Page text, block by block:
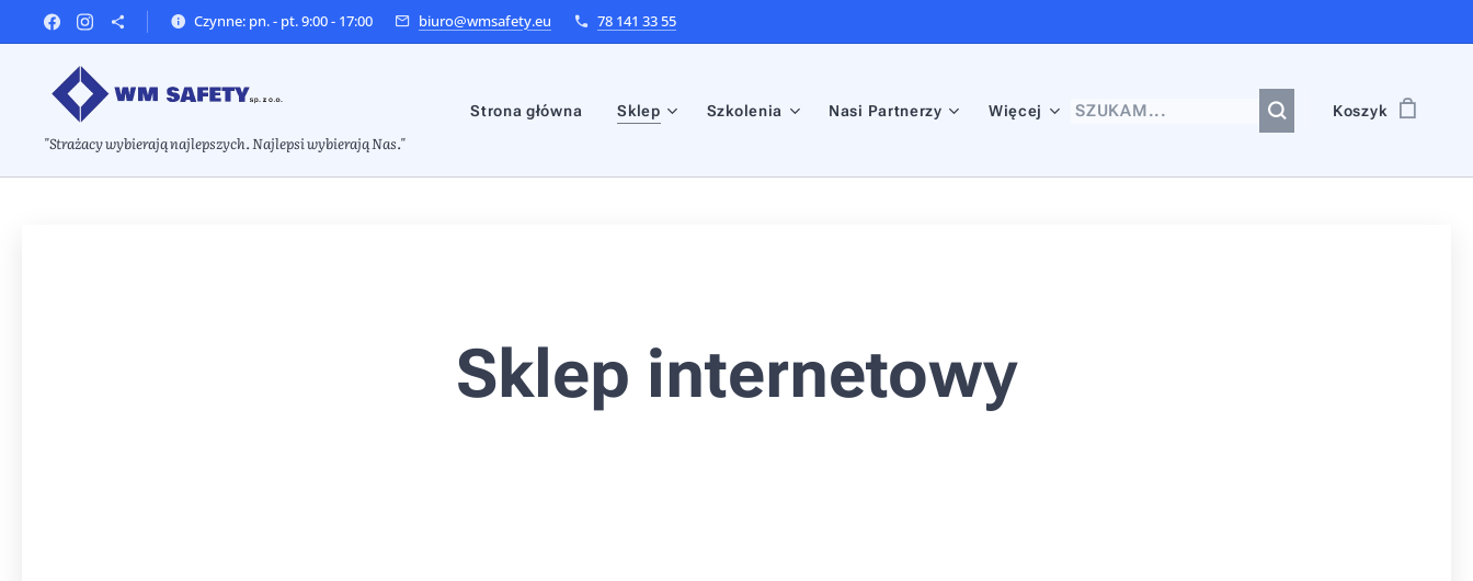
Czynne: pn. - pt. 9:00 - 17:00 biuro@wmsafety.eu 78 141 33 55
"Strażacy wybierają najlepszych. Najlepsi wybierają Nas."
Strona główna Sklep Szkolenia Nasi Partnerzy Więcej Koszyk
Sklep internetowy